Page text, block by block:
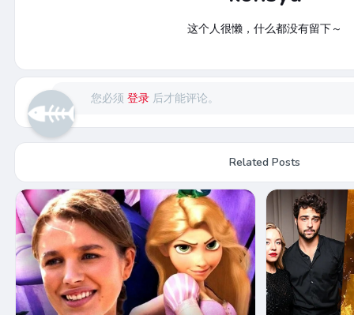
这个人很懒，什么都没有留下～
您必须登录 后才能评论。
Related Posts